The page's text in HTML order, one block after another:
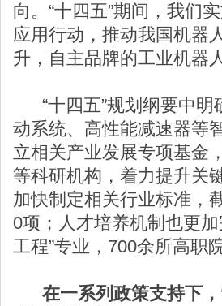
向。“十四五”期间，我们
应用行动，推动我国机器
升，自主品牌的工业机器
“十四五”规划纲要中明
动系统、高性能减速器等
立相关产业发展专项基金
等科研机构，着力提升关
加快制定相关行业标准，
0项；人才培养机制也更
工程”专业，700余所高职
在一系列政策支持下